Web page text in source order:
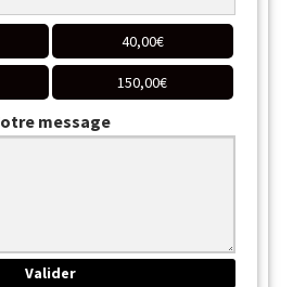
40,00€
150,00€
message